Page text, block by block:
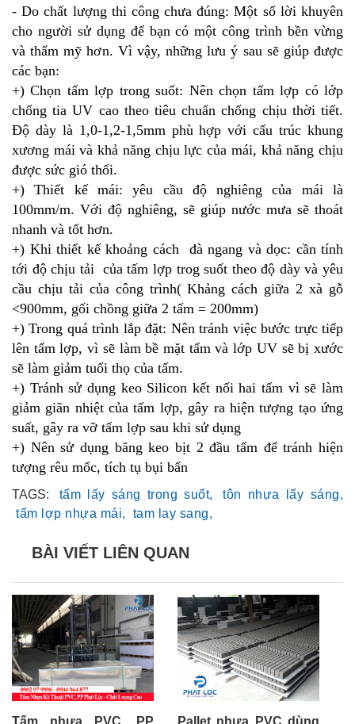
- Do chất lượng thi công chưa đúng: Một số lời khuyên
cho người sử dụng để bạn có một công trình bền vừng
và thẩm mỹ hơn. Vì vậy, những lưu ý sau sẽ giúp được
các bạn:
+) Chọn tấm lợp trong suốt: Nên chọn tấm lợp có lớp
chống tia UV cao theo tiêu chuẩn chống chịu thời tiết.
Độ dày là 1,0-1,2-1,5mm phù hợp với cấu trúc khung
xương mái và khả năng chịu lực của mái, khả năng chịu
được sức gió thổi.
+) Thiết kế mái: yêu cầu độ nghiêng của mái là
100mm/m. Với độ nghiêng, sẽ giúp nước mưa sẽ thoát
nhanh và tốt hơn.
+) Khi thiết kế khoảng cách đà ngang và dọc: cần tính
tới độ chịu tải của tấm lợp trog suốt theo độ dày và yêu
cầu chịu tải của công trình( Khảng cách giữa 2 xà gỗ
<900mm, gối chồng giữa 2 tấm = 200mm)
+) Trong quá trình lắp đặt: Nên tránh việc bước trực tiếp
lên tấm lợp, vì sẽ làm bề mặt tấm và lớp UV sẽ bị xước
sẽ làm giảm tuổi thọ của tấm.
+) Tránh sử dụng keo Silicon kết nối hai tấm vì sẽ làm
giảm giãn nhiệt củatấm lợp, gây ra hiện tượng tạo ứng
suất, gây ra vỡ tấm lợp sau khi sử dụng
+) Nên sử dụng băng keo bịt 2 đầu tấm để tránh hiện
tượng rêu mốc, tích tụ bụi bẩn
TAGS: tấm lấy sáng trong suốt,
tôn nhựa lấy sáng,
tấm lợp nhựa mái,
tam lay sang,
BÀI VIẾT LIÊN QUAN
Tấm nhựa PVC, PP Pallet nhựa PVC dùng